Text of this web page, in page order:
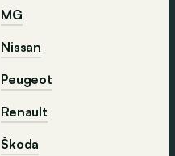
MG
Nissan
Peugeot
Renault
Škoda